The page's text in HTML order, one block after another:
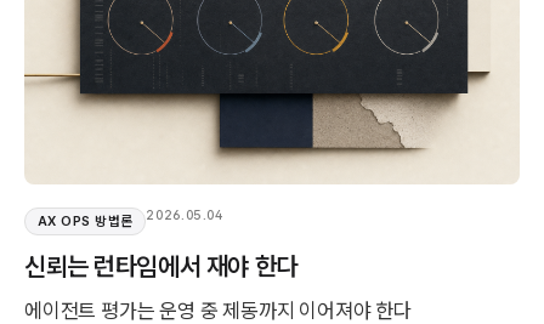
AX OPS 방법론 2026.05.04
신뢰는 런타임에서 재야 한다
에이전트 평가는 운영 중 제동까지 이어져야 한다